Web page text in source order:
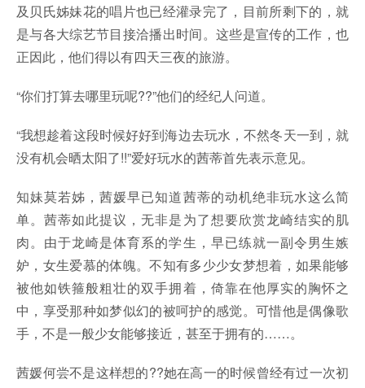
及贝氏姊妹花的唱片也已经灌录完了，目前所剩下的，就
是与各大综艺节目接洽播出时间。这些是宣传的工作，也
正因此，他们得以有四天三夜的旅游。
“你们打算去哪里玩呢??”他们的经纪人问道。
“我想趁着这段时候好好到海边去玩水，不然冬天一到，就
没有机会晒太阳了!!”爱好玩水的茜蒂首先表示意见。
知妹莫若姊，茜媛早已知道茜蒂的动机绝非玩水这么简
单。茜蒂如此提议，无非是为了想要欣赏龙崎结实的肌
肉。由于龙崎是体育系的学生，早已练就一副令男生嫉
妒，女生爱慕的体魄。不知有多少少女梦想着，如果能够
被他如铁箍般粗壮的双手拥着，倚靠在他厚实的胸怀之
中，享受那种如梦似幻的被呵护的感觉。可惜他是偶像歌
手，不是一般少女能够接近，甚至于拥有的……。
茜媛何尝不是这样想的??她在高一的时候曾经有过一次初